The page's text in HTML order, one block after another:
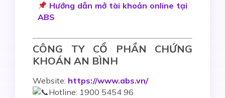
Hướng dẫn mở tài khoản online tại
ABS
CÔNG TY CỔ PHẦN CHỨNG
KHOÁN AN BÌNH
Website: https://www.abs.vn/
Hotline: 1900 5454 96